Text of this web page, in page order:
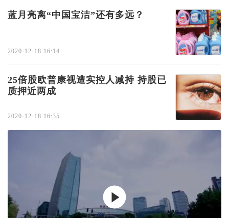
蓝月亮离“中国宝洁”还有多远？
2020-12-18 16:14
25倍股欧普康视遭实控人减持 持股已
质押近两成
2020-12-18 16:35